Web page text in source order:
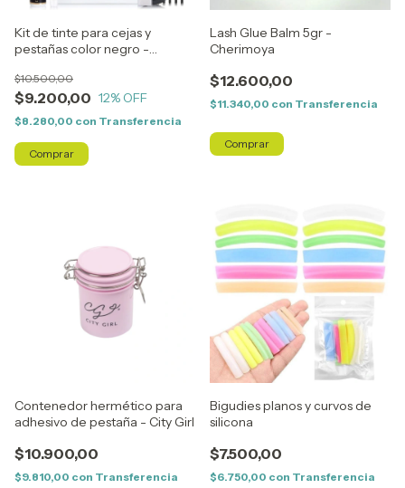
Kit de tinte para cejas y
pestañas color negro -
$9.200,00
$10.500,00
12% OFF
$8.280,00 con Transferencia
Lash Glue Balm 5gr -
Cherimoya
$12.600,00
$11.340,00 con Transferencia
Contenedor hermético para
adhesivo de pestaña - City Girl
$10.900,00
$9.810,00 con Transferencia
Bigudies planos y curvos de
silicona
$7.500,00
$6.750,00 con Transferencia